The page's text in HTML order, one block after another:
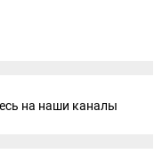
на наши каналы